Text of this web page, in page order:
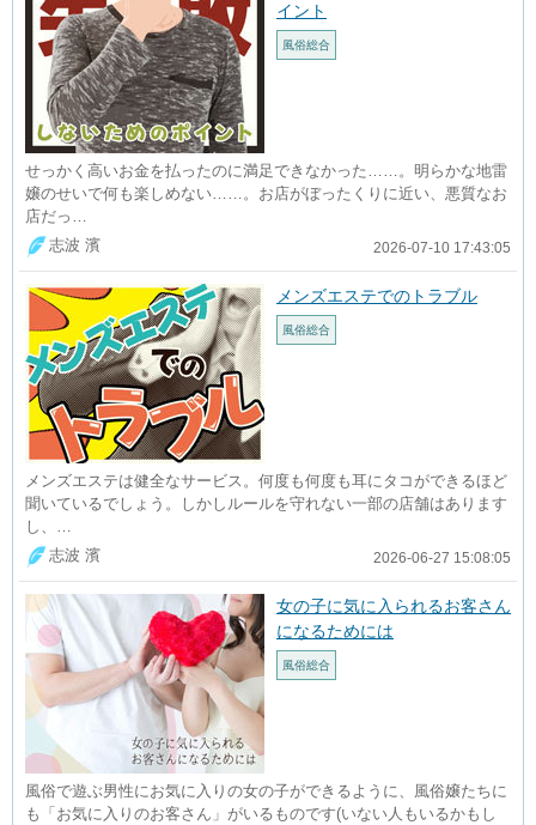
イント
風俗総合
せっかく高いお金を払ったのに満足できなかった……。明らかな地雷
嬢のせいで何も楽しめない……。お店がぼったくりに近い、悪質なお
店だっ…
志波 濱
2026-07-10 17:43:05
メンズエステでのトラブル
風俗総合
メンズエステは健全なサービス。何度も何度も耳にタコができるほど
聞いているでしょう。しかしルールを守れない一部の店舗はあります
し、…
志波 濱
2026-06-27 15:08:05
女の子に気に入られるお客さん
になるためには
風俗総合
風俗で遊ぶ男性にお気に入りの女の子ができるように、風俗嬢たちに
も「お気に入りのお客さん」がいるものです(いない人もいるかもし